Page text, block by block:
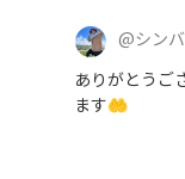
@シンバ
ありがとうご
ます🤲